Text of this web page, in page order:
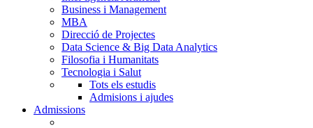
Business i Management
MBA
Direcció de Projectes
Data Science & Big Data Analytics
Filosofia i Humanitats
Tecnologia i Salut
Tots els estudis
Admisions i ajudes
Admissions